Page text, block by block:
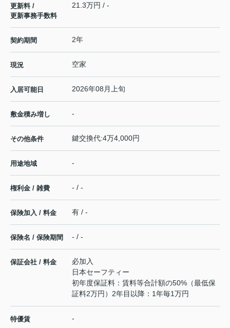
更新料 /
更新事務手数料
21.3万円 / -
契約期間 2年
現況 空家
入居可能日 2026年08月上旬
敷金積み増し -
その他条件 鍵交換代:4万4,000円
用途地域 -
権利金 / 雑費 - / -
保険加入 / 料金 有 / -
保険名 / 保険期間 - / -
保証会社 / 料金
必加入
日本セーフティー
初年度保証料：賃料等合計額の50%（最低保
証料2万円）2年目以降：1年毎1万円
特優賃 -